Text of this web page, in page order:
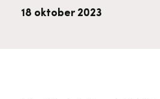
Downloads en nieuwsbrieven
18 oktober 2023